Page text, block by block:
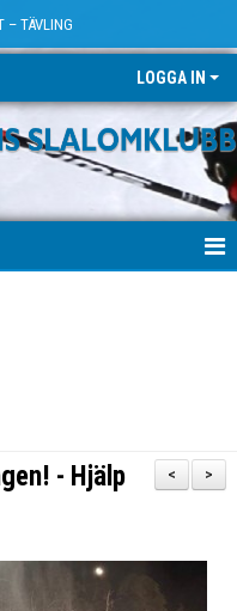
– TÄVLING
LOGGA IN
>
<
- Hjälp